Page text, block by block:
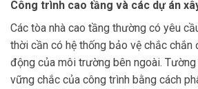
Công trình cao tầng và các dự án
Các tòa nhà cao tầng thường có yêu
thời cần có hệ thống bảo vệ chắc chắn
động của môi trường bên ngoài.
vững chắc của công trình bằng cách